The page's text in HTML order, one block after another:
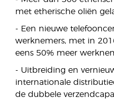
met etherische oliën
- Een nieuwe
werknemers, met in
eens 50% meer
- Uitbreiding en
internationale
de dubbele